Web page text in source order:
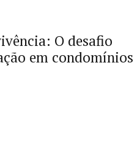
O desafio
em condomínios